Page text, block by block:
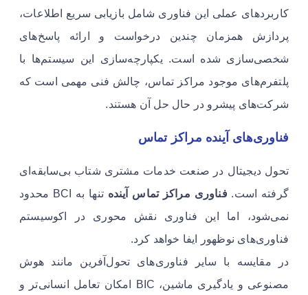
کاربردهای عملی این فناوری شامل بازیابی سریع اطلاعات،
پردازش همزمان چندین درخواست و ارائه پاسخ‌های
شخصی‌سازی شده است. یکپارچه‌سازی این سیستم‌ها با
پلتفرم‌های موجود مراکز تماس، چالش فنی مهمی است که
شرکت‌های پیشرو در حال حل آن هستند.
فناوری‌های آینده مراکز تماس
تحول دیجیتال در صنعت خدمات مشتری شتاب بی‌سابقه‌ای
گرفته است.فناوری مراکز تماس آینده
تنها به BCI محدود
نمی‌شود، اما این فناوری نقش محوری در اکوسیستم
فناوری‌های نوظهور ایفا خواهد کرد.
در مقایسه با سایر فناوری‌های تحول‌آفرین مانند هوش
مصنوعی و یادگیری ماشین، BIC امکان تعامل انسانی‌تر و